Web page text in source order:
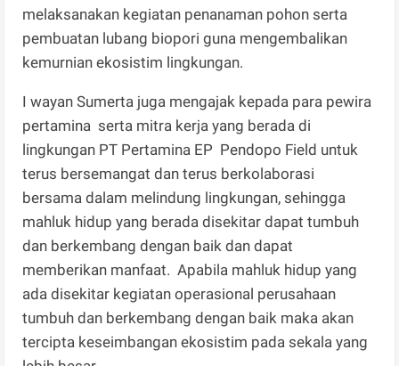
melaksanakan kegiatan penanaman pohon serta
pembuatan lubang biopori guna mengembalikan
kemurnian ekosistim lingkungan.
I wayan Sumerta juga mengajak kepada para pewira
pertamina serta mitra kerja yang berada di
lingkungan PT Pertamina EP Pendopo Field untuk
terus bersemangat dan terus berkolaborasi
bersama dalam melindung lingkungan, sehingga
mahluk hidup yang berada disekitar dapat tumbuh
dan berkembang dengan baik dan dapat
memberikan manfaat. Apabila mahluk hidup yang
ada disekitar kegiatan operasional perusahaan
tumbuh dan berkembang dengan baik maka akan
tercipta keseimbangan ekosistim pada sekala yang